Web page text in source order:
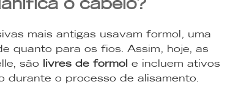
mais antigas usavam formol, uma
quanto para os fios. Assim, hoje, as
são livres de formol e incluem ativos
durante o processo de alisamento.